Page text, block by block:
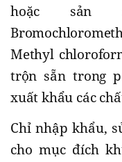
hoặc sản
Methyl
trộn sẵn trong
xuất khẩu các
Chỉ nhập khẩu,
cho mục đích